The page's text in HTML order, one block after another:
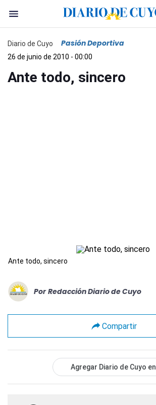
Diario de Cuyo Pasión Deportiva
26 de junio de 2010 - 00:00
Ante todo, sincero
Ante todo, sincero
Por Redacción Diario de Cuyo
Compartir
Agregar Diario de Cuyo en